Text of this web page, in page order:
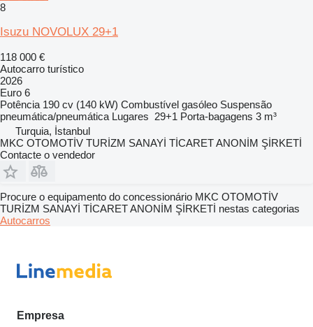
8
Isuzu NOVOLUX 29+1
118 000 €
Autocarro turístico
2026
Euro 6
Potência 190 cv (140 kW) Combustível gasóleo Suspensão
pneumática/pneumática Lugares 29+1 Porta-bagagens 3 m³
Turquia, İstanbul
MKC OTOMOTİV TURİZM SANAYİ TİCARET ANONİM ŞİRKETİ
Contacte o vendedor
Procure o equipamento do concessionário MKC OTOMOTİV
TURİZM SANAYİ TİCARET ANONİM ŞİRKETİ nestas categorias
Autocarros
Empresa